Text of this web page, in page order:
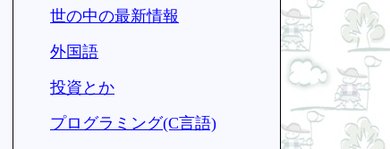
世の中の最新情報
外国語
投資とか
プログラミング(C言語)